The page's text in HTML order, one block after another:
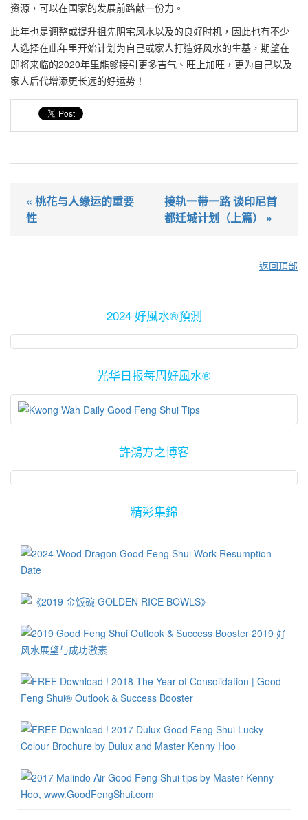
资源，可以在国家的发展前路献一份力。
此年也是调整或提升祖先阴宅风水以及的良好时机，因此也有不少
人选择在此年里开始计划为自己或家人打造好风水的生基，期望在
即将来临的2020年里能够接引更多吉气、旺上加旺，更为自己以及
家人后代增添更长远的好运势！
« 桃花与人缘运的重要
性
接轨一带一路 谈印尼首
都迁城计划（上篇） »
返回頂部
2024 好風水®預測
光华日报每周好風水®
許鴻方之博客
精彩集錦